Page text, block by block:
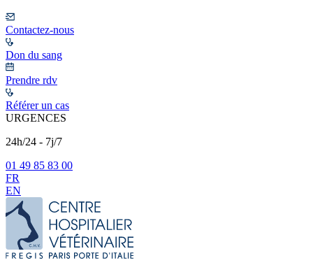
Contactez-nous
Don du sang
Prendre rdv
Référer un cas
URGENCES
24h/24 - 7j/7
01 49 85 83 00
FR
EN